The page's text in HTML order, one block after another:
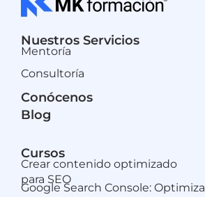
Nuestros Servicios
Mentoría
Consultoría
Conócenos
Blog
Cursos
Crear contenido optimizado
para SEO
Google Search Console: Optimiza